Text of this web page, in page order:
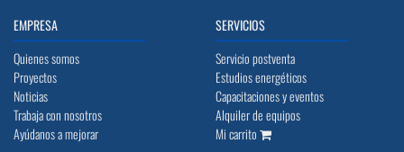
EMPRESA
Quienes somos
Proyectos
Noticias
Trabaja con nosotros
Ayúdanos a mejorar
SERVICIOS
Servicio postventa
Estudios energéticos
Capacitaciones y eventos
Alquiler de equipos
Mi carrito